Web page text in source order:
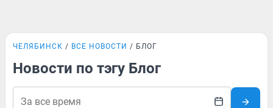
ЧЕЛЯБИНСК ВСЕ НОВОСТИ БЛОГ
Новости по тэгу Блог